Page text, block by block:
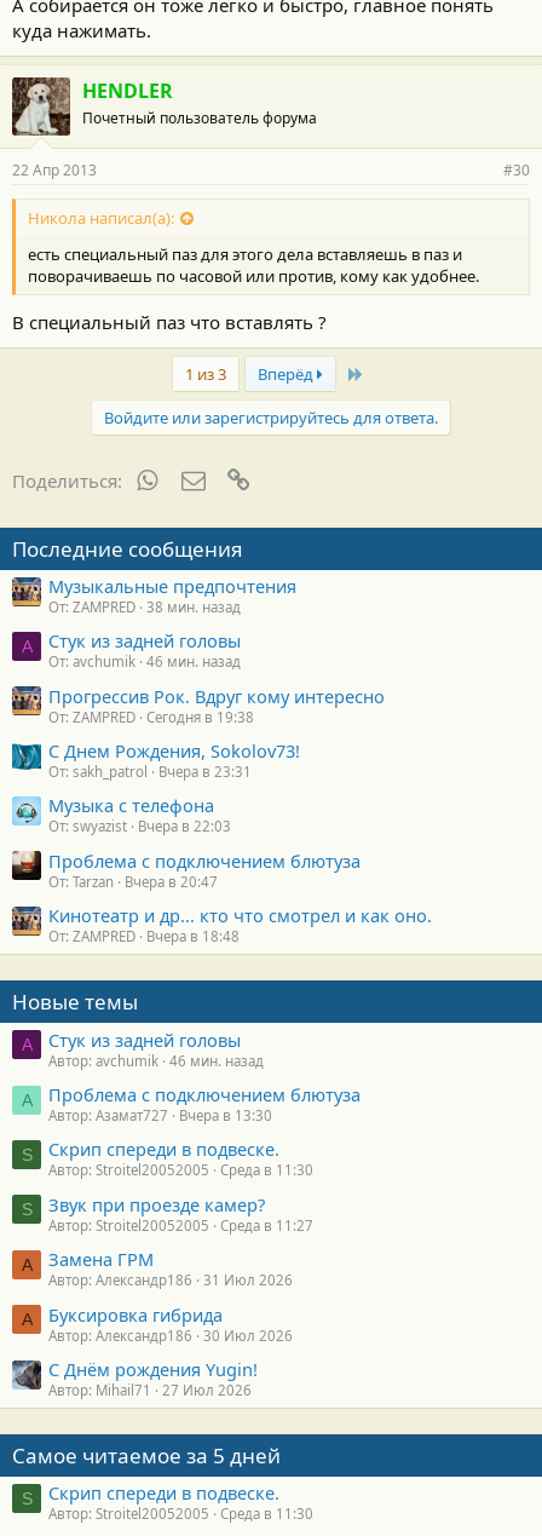
А собирается он тоже легко и быстро, главное понять
куда нажимать.
HENDLER
Почетный пользователь форума
22 Апр 2013 #30
Никола написал(а):
есть специальный паз для этого дела вставляешь в паз и
поворачиваешь по часовой или против, кому как удобнее.
В специальный паз что вставлять ?
1 из 3 Вперёд Last
Войдите или зарегистрируйтесь для ответа.
Поделиться: WhatsAppЭлектронная почта
Последние сообщения
Музыкальные предпочтения
От: ZAMPRED 38 мин. назад
A Стук из задней головы
От: avchumik 46 мин. назад
Прогрессив Рок. Вдруг кому интересно
От: ZAMPRED Сегодня в 19:38
С Днем Рождения, Sokolov73!
От: sakh_patrol Вчера в 23:31
Музыка с телефона
От: swyazist Вчера в 22:03
Проблема с подключением блютуза
От: Tarzan Вчера в 20:47
Кинотеатр и др... кто что смотрел и как оно.
От: ZAMPRED Вчера в 18:48
Новые темы
A Стук из задней головы
Автор: avchumik 46 мин. назад
А Проблема с подключением блютуза
Автор: Азамат727 Вчера в 13:30
S Скрип спереди в подвеске.
Автор: Stroitel20052005 Среда в 11:30
S Звук при проезде камер?
Автор: Stroitel20052005 Среда в 11:27
А Замена ГРМ
Автор: Александр186 31 Июл 2026
А Буксировка гибрида
Автор: Александр186 30 Июл 2026
С Днём рождения Yugin!
Автор: Mihail71 27 Июл 2026
Самое читаемое за 5 дней
S Скрип спереди в подвеске.
Автор: Stroitel20052005 Среда в 11:30